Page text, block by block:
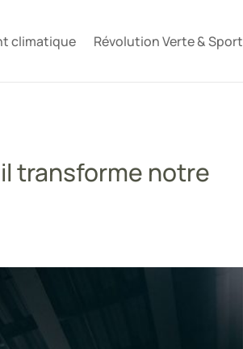
climatique Révolution Verte & Sport
transforme notre